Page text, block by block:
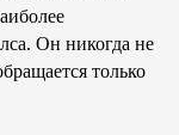
Он никогда не
только